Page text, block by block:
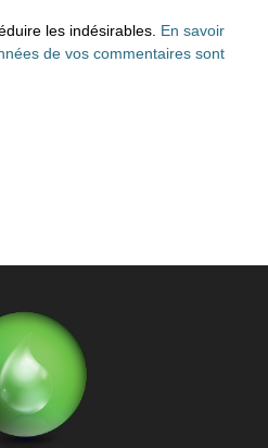
les indésirables. En savoir
de vos commentaires sont